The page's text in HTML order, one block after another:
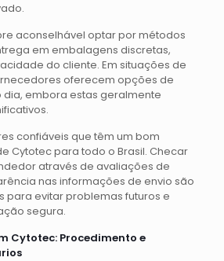
aconselhável optar por métodos
em embalagens discretas,
do cliente. Em situações de
oferecem opções de
embora estas geralmente
confiáveis que têm um bom
Cytotec para todo o Brasil. Checar
através de avaliações de
nas informações de envio são
para evitar problemas futuros e
segura.
Cytotec: Procedimento e